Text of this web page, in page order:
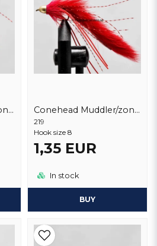
Conehead Muddler/zonker Orange Conehead Muddler/zonker Red
219
Hook size 8
1,35 EUR
In stock
BUY